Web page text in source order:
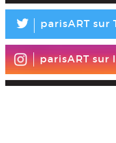
L parisART sur
parisART sur